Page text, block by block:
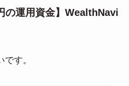
の運用資金】WealthNavi
す。